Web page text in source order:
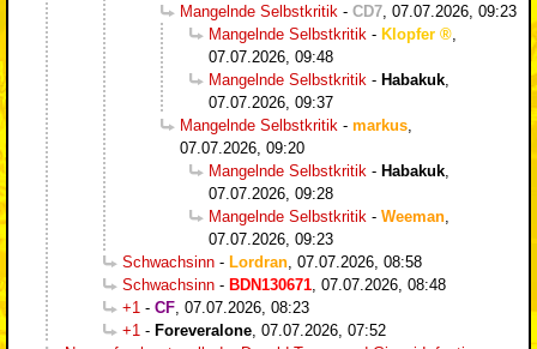
Mangelnde Selbstkritik - CD7 07.07.2026, 09:23
Mangelnde Selbstkritik - Klopfer
07.07.2026, 09:48
Mangelnde Selbstkritik - Habakuk
07.07.2026, 09:37
Mangelnde Selbstkritik - markus
07.07.2026, 09:20
Mangelnde Selbstkritik - Habakuk
07.07.2026, 09:28
Mangelnde Selbstkritik - Weeman
07.07.2026, 09:23
Schwachsinn - Lordran 07.07.2026, 08:58
Schwachsinn - BDN130671 07.07.2026, 08:48
+1 - CF 07.07.2026, 08:23
+1 - Foreveralone 07.07.2026, 07:52